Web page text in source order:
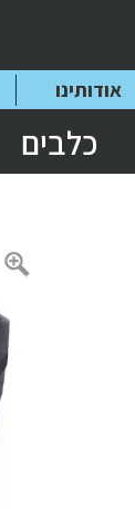
אודותינו
כלבים